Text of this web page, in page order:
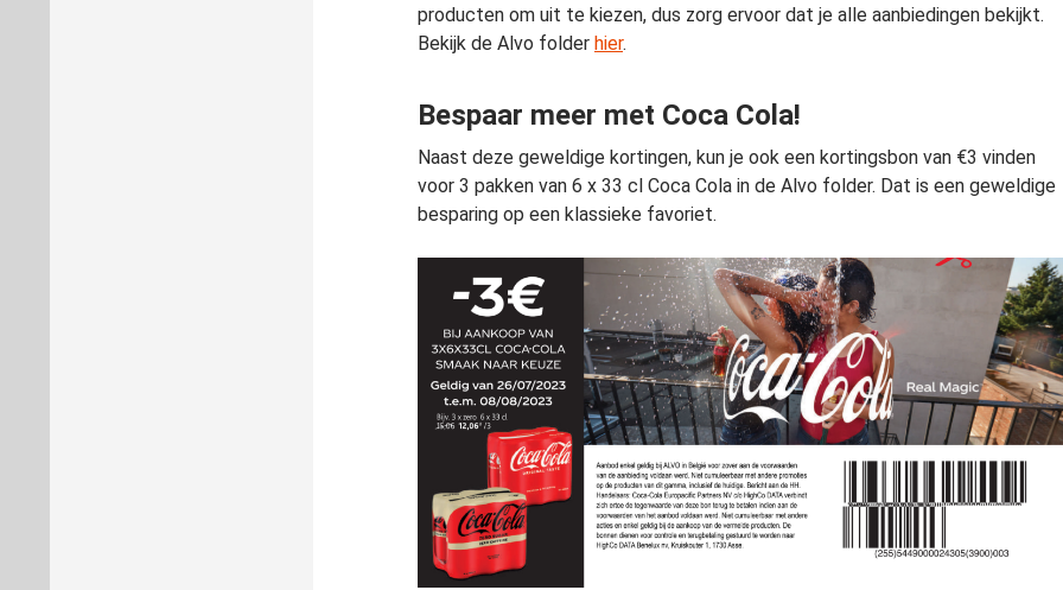
producten om uit te kiezen, dus zorg ervoor dat je alle aanbiedingen bekijkt.
Bekijk de Alvo folder hier.
Bespaar meer met Coca Cola!
Naast deze geweldige kortingen, kun je ook een kortingsbon van €3 vinden
voor 3 pakken van 6 x 33 cl Coca Cola in de Alvo folder. Dat is een geweldige
besparing op een klassieke favoriet.